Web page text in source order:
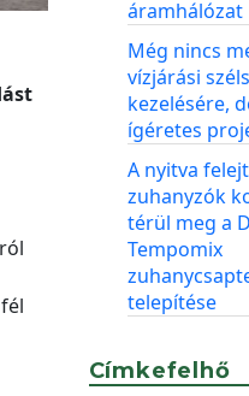
áramhálózat
Még nincs
vízjárási
kezelésére,
ígéretes
A nyitva
zuhanyzók
térül meg a
Tempomix
telepítése
Címkefelhő